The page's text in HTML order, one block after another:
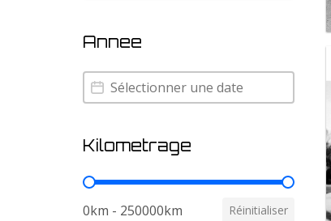
Annee
Annee
Annee
Kilometrage
Kilometrage
0km - 250000km Réinitialiser